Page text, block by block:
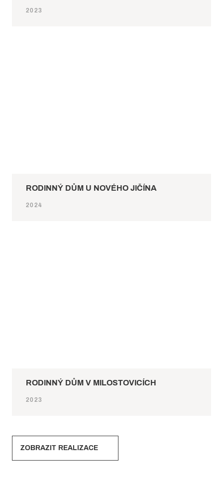
2023
RODINNÝ DŮM U NOVÉHO JIČÍNA
2024
RODINNÝ DŮM V MILOSTOVICÍCH
2023
ZOBRAZIT REALIZACE